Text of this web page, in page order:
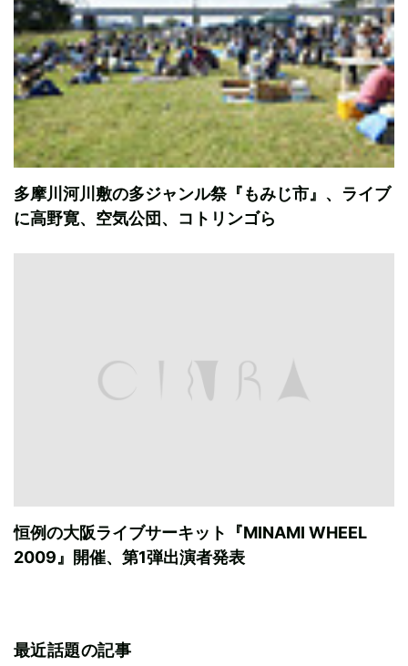
多摩川河川敷の多ジャンル祭『もみじ市』、ライブ
に高野寛、空気公団、コトリンゴら
恒例の大阪ライブサーキット『MINAMI WHEEL
2009』開催、第1弾出演者発表
最近話題の記事